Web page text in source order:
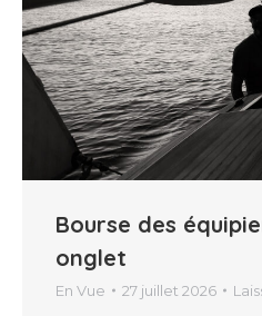
Bourse des
onglet
En Vue 27 juillet 2026